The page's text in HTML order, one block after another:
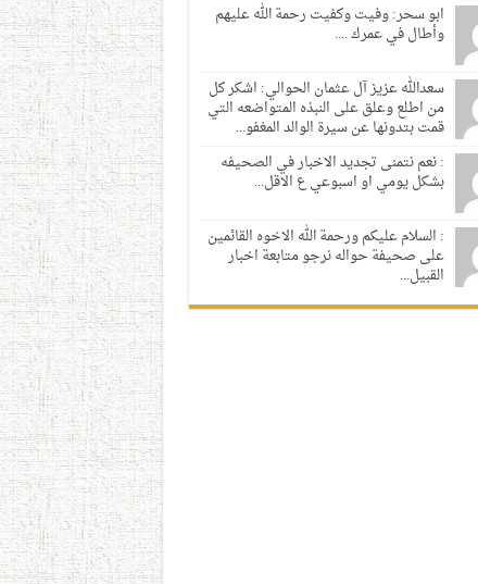
ابو سحر: وفيت وكفيت رحمة الله عليهم
وأطال في عمرك ....
سعدالله عزيز آل عثمان الحوالي: اشكر كل
من اطلع وعلق على النبذه المتواضعه التي
قمت بتدونها عن سيرة الوالد المغفو...
: نعم نتمنى تجديد الاخبار في الصحيفه
بشكل يومي او اسبوعي ع الاقل...
: السلام عليكم ورحمة الله الاخوه القائمين
على صحيفة حواله نرجو متابعة اخبار
القبيل...